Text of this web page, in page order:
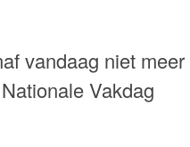
vandaag niet meer
Vakdag